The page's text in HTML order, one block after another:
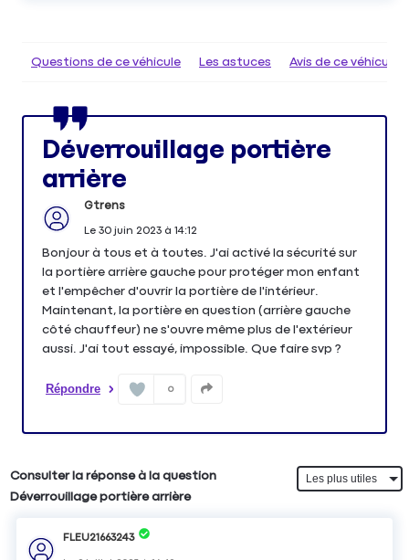
Questions de ce véhicule Les astuces Avis de ce véhicule
Déverrouillage portière
arrière
Gtrens
Le 30 juin 2023à 14:12
Bonjour à tous et à toutes. J'ai activé la sécurité sur
la portière arrière gauche pour protéger mon enfant
et l'empêcher d'ouvrir la portière de l'intérieur.
Maintenant, la portière en question (arrière gauche
côté chauffeur) ne s'ouvre même plus de l'extérieur
aussi. J'ai tout essayé, impossible. Que faire svp ?
Répondre 0
Consulter la réponse à la question
Déverrouillage portière arrière
FLEU21663243